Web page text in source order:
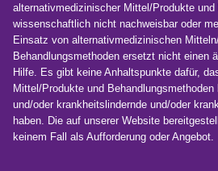
alternativmedizinischer Mittel/Produkte und
wissenschaftlich nicht nachweisbar oder
Einsatz von alternativmedizinischen
Behandlungsmethoden ersetzt nicht einen
Hilfe. Es gibt keine Anhaltspunkte dafür,
Mittel/Produkte und
und/oder krankheitslindernde und/oder
haben. Die auf unserer Website
keinem Fall als Aufforderung oder Angebot.